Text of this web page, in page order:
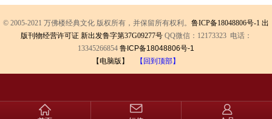
© 2005-2021 万佛楼经典文化 版权所有，并保留所有权利。 鲁ICP备18048806号-1 出
版刊物经营许可证 新出发鲁字第37G09277号 QQ微信：12173323 电话：
13345266854 鲁ICP备18048806号-1
【电脑版】
【回到顶部】